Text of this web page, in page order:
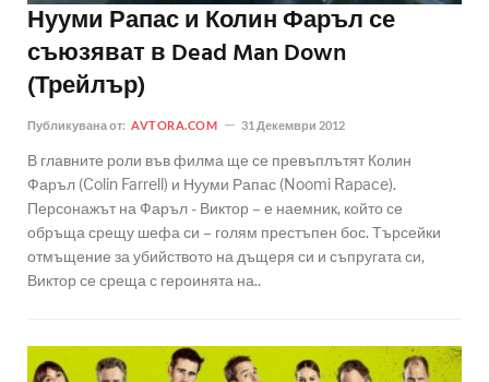
Нууми Рапас и Колин Фаръл се
съюзяват в Dead Man Down
(Трейлър)
Публикувана от: AVTORA.COM 31 Декември 2012
В главните роли във филма ще се превъплътят Колин
Фаръл (Colin Farrell) и Нууми Рапас (Noomi Rapace).
Персонажът на Фаръл - Виктор – е наемник, който се
обръща срещу шефа си – голям престъпен бос. Търсейки
отмъщение за убийството на дъщеря си и съпругата си,
Виктор се среща с героинята на..